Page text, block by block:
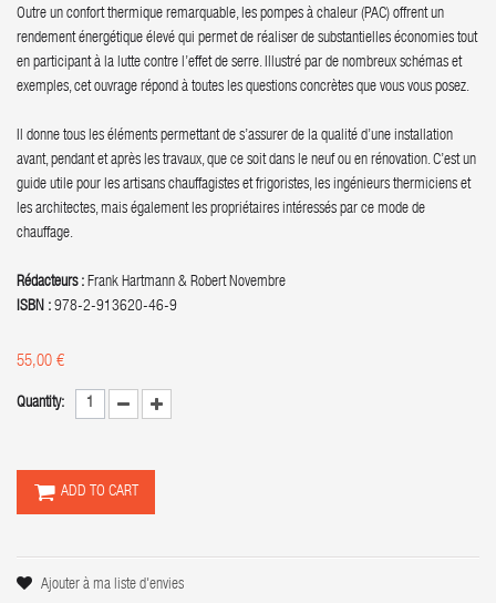
Outre un confort thermique remarquable, les pompes à chaleur (PAC) offrent un
rendement énergétique élevé qui permet de réaliser de substantielles économies tout
en participant à la lutte contre l’effet de serre. Illustré par de nombreux schémas et
exemples, cet ouvrage répond à toutes les questions concrètes que vous vous posez.
Il donne tous les éléments permettant de s’assurer de la qualité d’une installation
avant, pendant et après les travaux, que ce soit dans le neuf ou en rénovation. C’est un
guide utile pour les artisans chauffagistes et frigoristes, les ingénieurs thermiciens et
les architectes, mais également les propriétaires intéressés par ce mode de
chauffage.
Rédacteurs : Frank Hartmann & Robert Novembre
ISBN : 978-2-913620-46-9
55,00 €
Quantity:
ADD TO CART
Ajouter à ma liste d'envies